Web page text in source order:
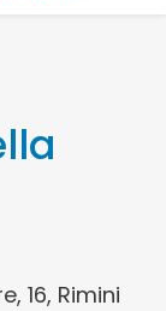
16, Rimini